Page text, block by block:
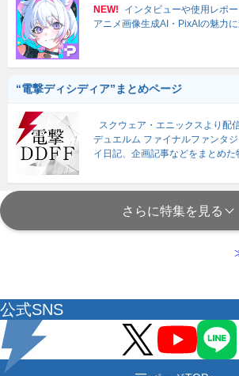
NEW!
インタビューや使用レポ
アニメ画像生成AI・PixAIの魅力に
“電撃ディシディア”まとめページ
スクウェア・エニックスより配
デュエルム ファイナルファンタ
イ日記、企画記事などをまとめた
さらに特集を見る
公式SNS